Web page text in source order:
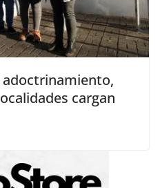
adoctrinamiento,
cargan